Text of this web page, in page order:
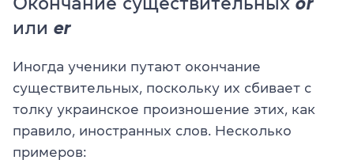
или er
Иногда ученики путают окончание
существительных, поскольку их сбивает с
толку украинское произношение этих, как
правило, иностранных слов. Несколько
примеров: